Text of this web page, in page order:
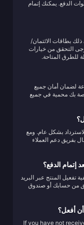
الدفع. يمكنك إتمام
بطاقات الائتمان/
التحقق من خيارات
للطرق المتاحة.
لضمان أمان جميع
بك محمية في جميع
بشكل عام. ومع
بفريق دعم العملاء
الدفع؟
تفعيل المنتج عبر البريد
من حسابك أو صندوق
أن أفعل؟
If you have not